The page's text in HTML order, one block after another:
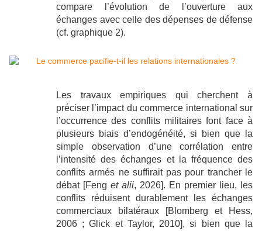
compare l’évolution de l’ouverture aux
échanges avec celle des dépenses de défense
(cf. graphique 2).
Les travaux empiriques qui cherchent à
préciser l’impact du commerce international sur
l’occurrence des conflits militaires font face à
plusieurs biais d’endogénéité, si bien que la
simple observation d’une corrélation entre
l’intensité des échanges et la fréquence des
conflits armés ne suffirait pas pour trancher le
débat [Feng et alii, 2026]. En premier lieu, les
conflits réduisent durablement les échanges
commerciaux bilatéraux [Blomberg et Hess,
2006 ; Glick et Taylor, 2010], si bien que la